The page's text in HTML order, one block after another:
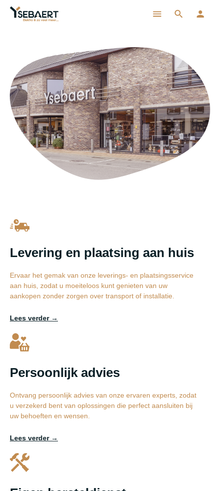
Levering en plaatsing aan huis
Ervaar het gemak van onze leverings- en plaatsingsservice
aan huis, zodat u moeiteloos kunt genieten van uw
aankopen zonder zorgen over transport of installatie.
Lees verder →
Persoonlijk advies
Ontvang persoonlijk advies van onze ervaren experts, zodat
u verzekerd bent van oplossingen die perfect aansluiten bij
uw behoeften en wensen.
Lees verder →